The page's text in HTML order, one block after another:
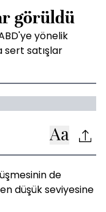
görüldü
yönelik
sert satışlar
de
düşük seviyesine